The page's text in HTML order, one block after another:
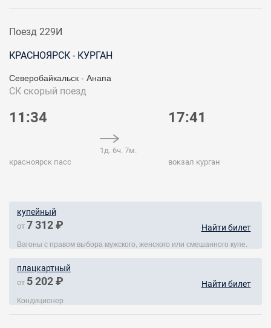
Поезд 229И
КРАСНОЯРСК - КУРГАН
Северобайкальск - Анапа
СК скорый поезд
11:34
красноярск пасс
1д. 6ч. 7м.
17:41
вокзал курган
купейный
от 7 312 ₽ Найти билет
Вагоны с правом выбора мужского, женского или смешанного купе.
плацкартный
от 5 202 ₽ Найти билет
Кондиционер